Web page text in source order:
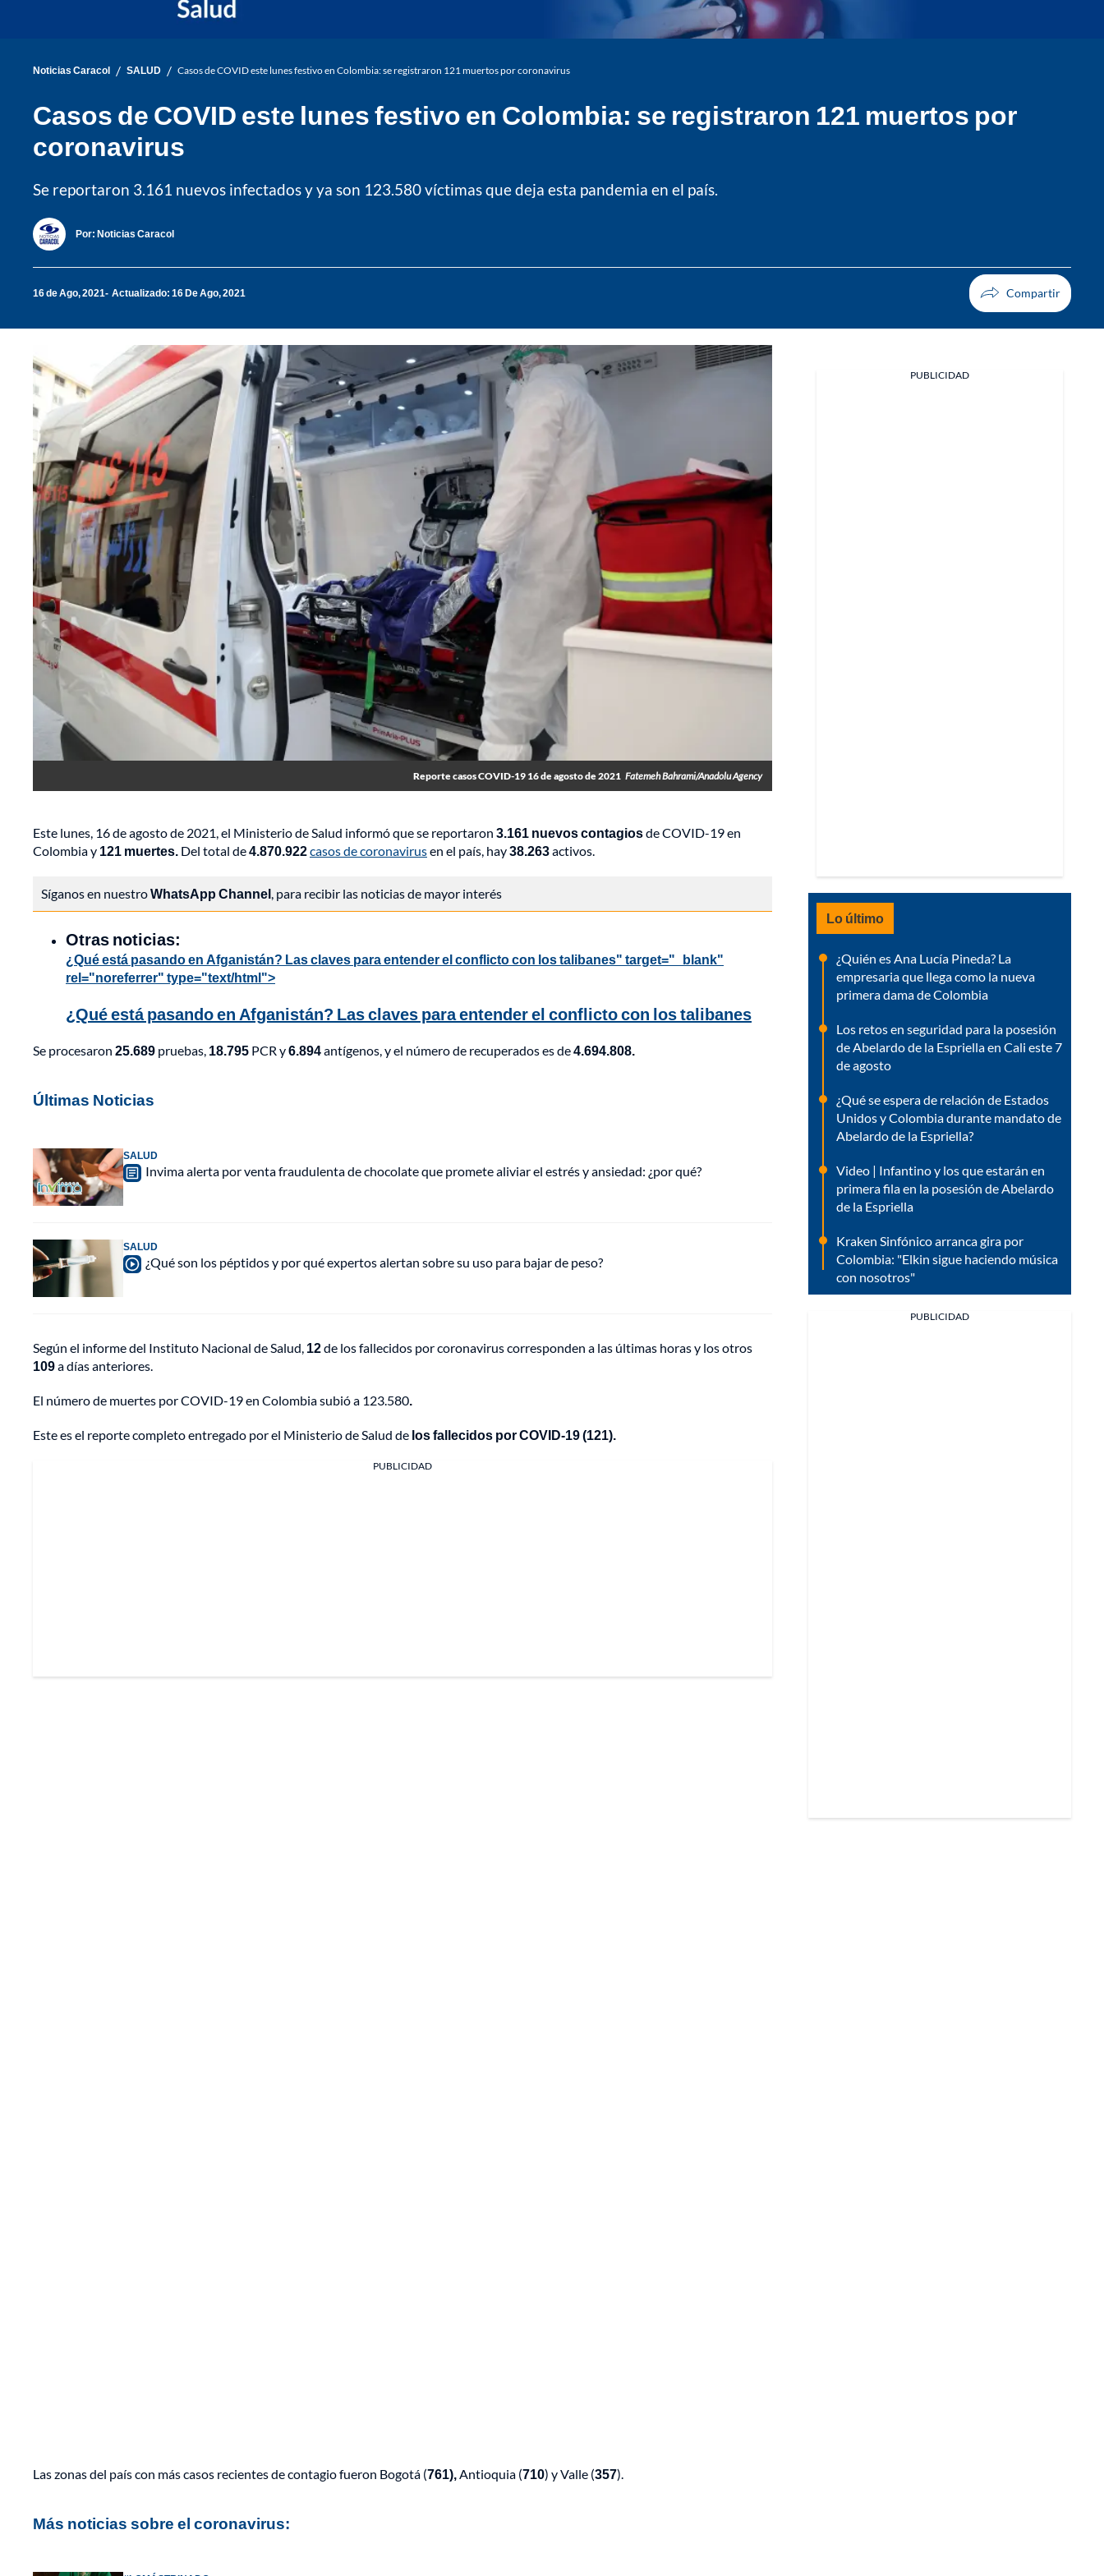
Noticias Caracol / SALUD / Casos de COVID este lunes festivo en Colombia: se registraron 121 muertos por coronavirus
Casos de COVID este lunes festivo en Colombia: se registraron 121 muertos por
coronavirus
Se reportaron 3.161 nuevos infectados y ya son 123.580 víctimas que deja esta pandemia en el país.
Por: Noticias Caracol
16 de Ago, 2021 Actualizado: 16 De Ago, 2021
Reporte casos COVID-19 16 de agosto de 2021 Fatemeh Bahrami/Anadolu Agency
Este lunes, 16 de agosto de 2021, el Ministerio de Salud informó que se reportaron 3.161 nuevos contagiosde COVID-19 en
Colombia y 121 muertes. Del total de4.870.922casos de coronavirusen el país, hay38.263activos.
Síganos en nuestroWhatsApp Channel, para recibir las noticias de mayor interés
Otras noticias:
¿Qué está pasando en Afganistán? Las claves para entender el conflicto con los talibanes" target="_blank"
rel="noreferrer" type="text/html">
¿Qué está pasando en Afganistán? Las claves para entender el conflicto con los talibanes
Se procesaron 25.689 pruebas, 18.795 PCR y6.894antígenos, y el número de recuperados es de4.694.808.
Últimas Noticias
SALUD
Invima alerta por venta fraudulenta de chocolate que promete aliviar el estrés y ansiedad: ¿por qué?
SALUD
¿Qué son los péptidos y por qué expertos alertan sobre su uso para bajar de peso?
Según el informe del Instituto Nacional de Salud, 12de los fallecidos por coronavirus corresponden a las últimas horas y los otros
109a días anteriores.
El número de muertes por COVID-19 en Colombia subió a 123.580.
Este es el reporte completo entregado por el Ministerio de Salud de los fallecidos por COVID-19 (121).
PUBLICIDAD
Las zonas del país con más casos recientes de contagio fueron Bogotá (761),Antioquia (710) y Valle (357).
Más noticias sobre el coronavirus:
PUBLICIDAD
Lo último
¿Quién es Ana Lucía Pineda? La
empresaria que llega como la nueva
primera dama de Colombia
Los retos en seguridad para la posesión
de Abelardo de la Espriella en Cali este 7
de agosto
¿Qué se espera de relación de Estados
Unidos y Colombia durante mandato de
Abelardo de la Espriella?
Video | Infantino y los que estarán en
primera fila en la posesión de Abelardo
de la Espriella
Kraken Sinfónico arranca gira por
Colombia: "Elkin sigue haciendo música
con nosotros"
PUBLICIDAD